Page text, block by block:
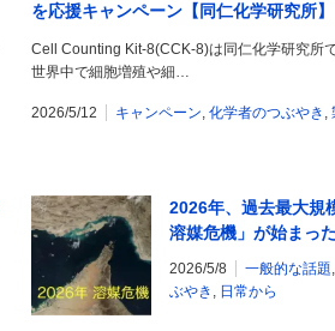
を応援キャンペーン【同仁化学研究所】
Cell Counting Kit-8(CCK-8)は同仁化学研究所で
世界中で細胞増殖や細…
2026/5/12 キャンペーン, 化学者のつぶやき ,
2026年、過去最大規
溶媒危機」が始まっ
2026/5/8 一般的な話題,
ぶやき , 日常から